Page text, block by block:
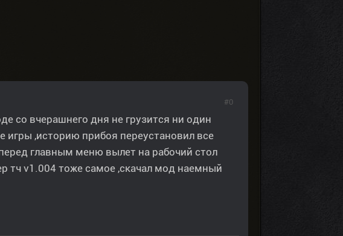
со вчерашнего дня не грузится ни один
игры ,историю прибоя переустановил все
главным меню вылет на рабочий стол
тч v1.004 тоже самое ,скачал мод наемный
#0